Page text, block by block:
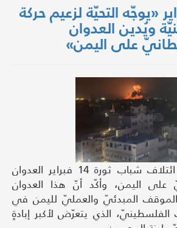
فبراير «يوجّه التحيّة لزعيم حركة
ويُدين العدوان
على اليمن»
منامة بوست: دان ائتلاف شباب ثورة 14 فبراير العدوان
على اليمن، وأكّد أنّ هذا العدوان
المبدئيّ والعمليّ لليمن في
الذي يتعرّض لأكبر إبادةٍ